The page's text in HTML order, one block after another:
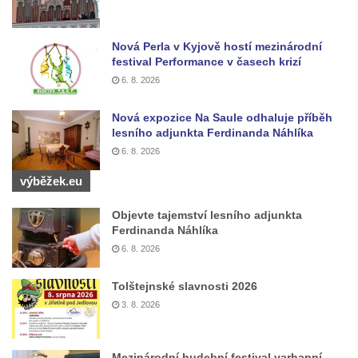
Českých Budějovicích
Pomník Vojtěcha Adalberta Lanny v parku
Na Sadech v Českých Budějovicích
Pomník Přemysla Otakara II. v parku Na
Sadech v Českých Budějovicích
Socha Mateřství v parku Na Sadech v
Českých Budějovicích
Památník Otokara Mokrého v parku Na
Sadech v Českých Budějovicích
Poslední dochovaný tramvajový sloup na
Pražské třídě v Českých Budějovicích
Socha Civilizovaní na Husově třídě v
Českých Budějovicích
Socha svatého Jana Nepomuckého Na
Sadech u Mlýnské stoky v Českých
Nová Perla v Kyjově hostí mezinárodní
festival Performance v časech krizí
6. 8. 2026
Nová expozice Na Saule odhaluje příběh
lesního adjunkta Ferdinanda Náhlíka
6. 8. 2026
výběžek.eu
Objevte tajemství lesního adjunkta
Ferdinanda Náhlíka
6. 8. 2026
Tolštejnské slavnosti 2026
3. 8. 2026